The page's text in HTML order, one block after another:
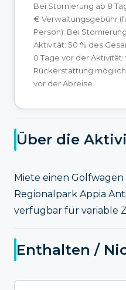
Bei Stornierung ab 8
€ Verwaltungsgebühr
Person). Bei
Aktivität: 50 % des
0 Tage vor der Aktivität:
Rückerstattung
vor der Abreise.
Über die
Miete einen
Regionalpark Appia
verfügbar für variable
Enthalten /